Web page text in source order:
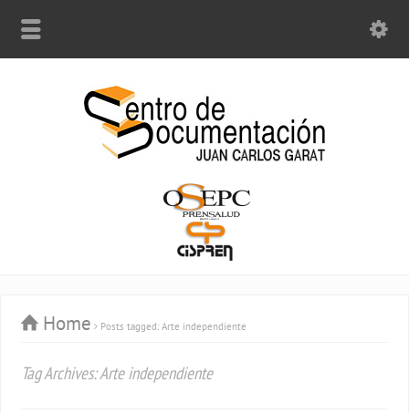
Home Posts tagged: Arte independiente
Tag Archives: Arte independiente